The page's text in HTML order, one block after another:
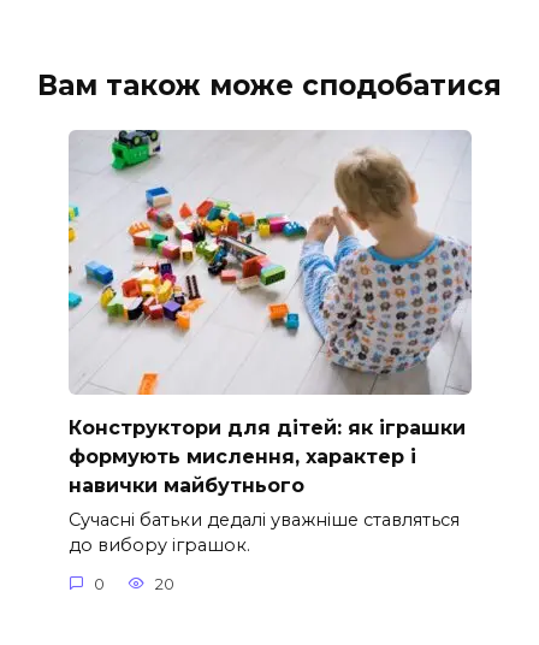
Вам також може сподобатися
Конструктори для дітей: як іграшки
формують мислення, характер і
навички майбутнього
Сучасні батьки дедалі уважніше ставляться
до вибору іграшок.
0 20